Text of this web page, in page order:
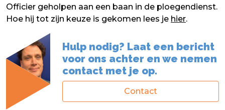
Officier geholpen aan een baan in de ploegendienst.
Hoe hij tot zijn keuze is gekomen lees je hier.
Hulp nodig? Laat een bericht
voor ons achter en we nemen
contact met je op.
Contact